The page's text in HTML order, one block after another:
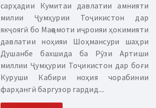
сарҳадии Кумитаи давлатии амнияти
милии Ҷумҳурии Тоҷикистон дар
якҷоягӣ бо Мақомоти иҷроияи ҳокимияти
давлатии ноҳияи Шоҳмансури шаҳри
Душанбе бахшида ба Рӯзи Артиши
миллии Ҷумҳурии Тоҷикистон дар боғи
Куруши Кабири ноҳия чорабинии
фарҳангӣ баргузор гардид....